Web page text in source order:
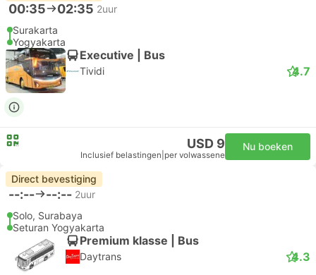
00:35 02:35 2uur
Surakarta
Yogyakarta
Executive | Bus
Tividi 4.7
USD 9
Inclusief belastingen per volwassene
Nu boeken
Direct bevestiging
--:-- --:-- 2uur
Solo, Surabaya
Seturan Yogyakarta
Premium klasse | Bus
Daytrans 4.3